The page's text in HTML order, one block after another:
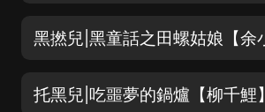
托黑兒|吃噩夢的鍋爐【柳千鯉】